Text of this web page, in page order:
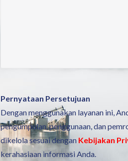
Pernyataan Persetujuan
Dengan menggunakan layanan ini,
pengumpulan, penggunaan, dan
dikelola sesuai dengan Kebijakan
kerahasiaan informasi Anda.